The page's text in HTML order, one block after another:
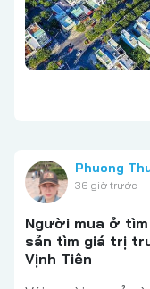
Phuong
36 giờ trước
Người mua ở
sản tìm giá trị
Vịnh Tiên